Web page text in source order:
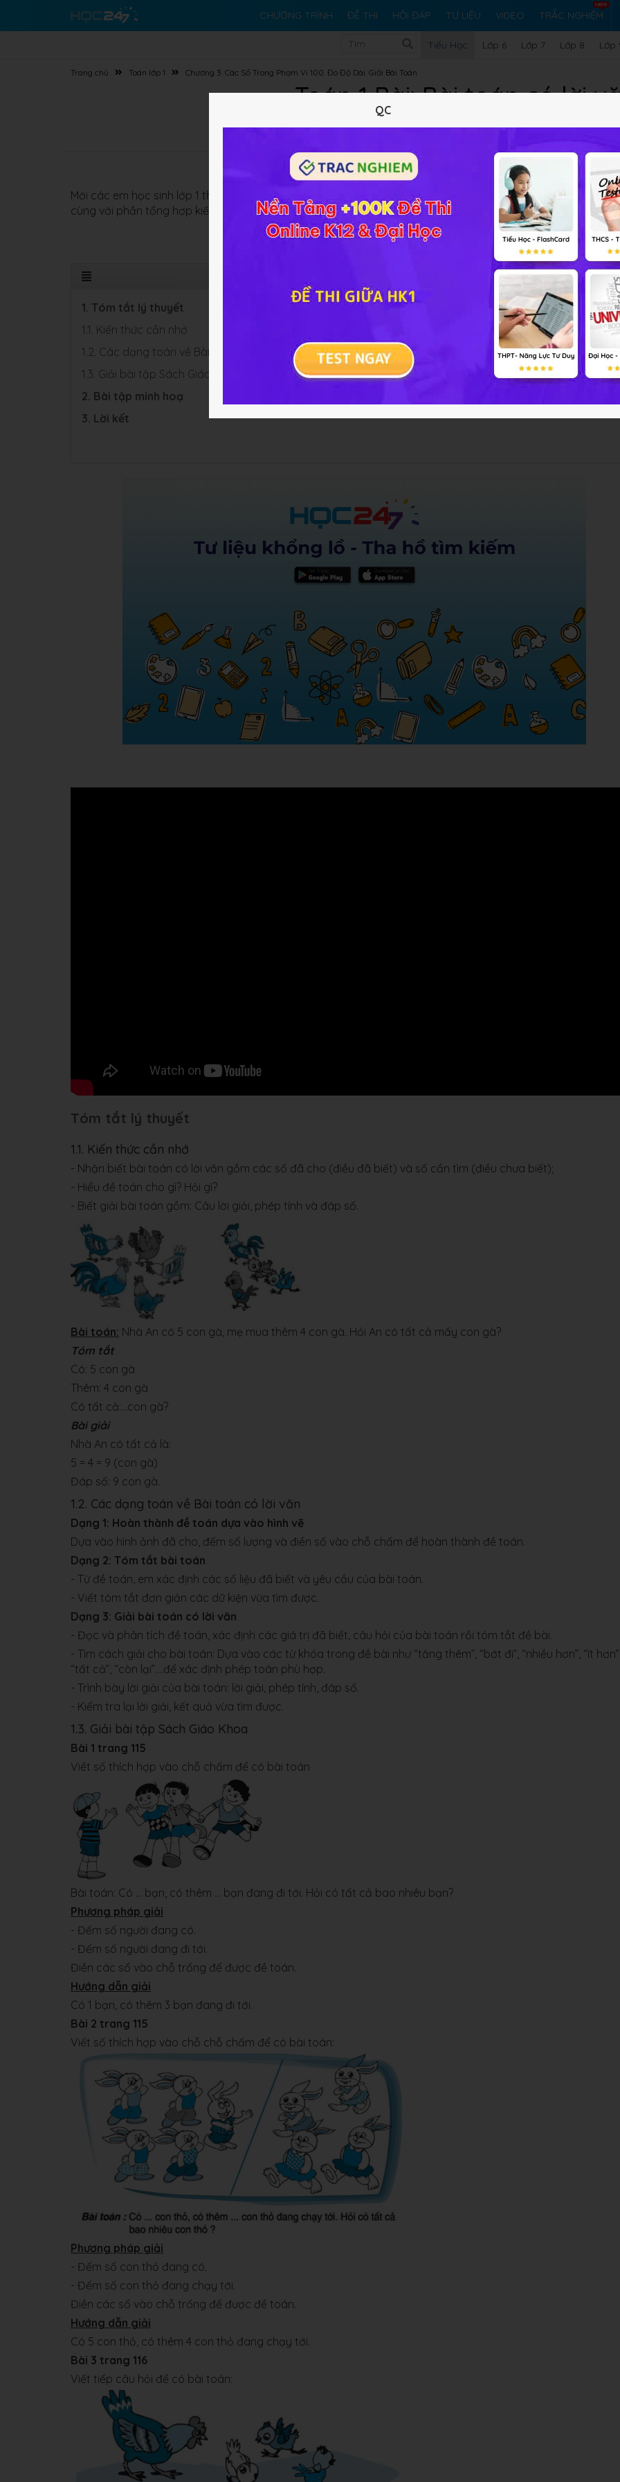
CHƯƠNG TRÌNH ĐỀ THI HỎI ĐÁP TƯ LIỆU VIDEO TRẮC NGHIỆM
Tiểu Học Lớp 6 Lớp 7 Lớp 8 Lớp
Trang chủ Toán lớp 1 Chương 3: Các Số Trong Phạm Vi 100. Đo Độ Dài. Giải Bài Toán
Toán 1 Bài: Bài toán có lời
Mời các em học sinh lớp 1 tham khảo lý thuyết bài Bài toán có lời văn
đã được Học 247 biên soạn dưới đây,
cùng với phần tổng hợp kiến thức cơ bản cần nắm, đây sẽ tài liệu hữu ích cho các em học tốt môn Toán lớp
1. Tóm tắt lý thuyết
1.1. Kiến thức cần nhớ
1.2. Các dạng toán về Bài toán có lời văn
1.3. Giải bài tập Sách Giáo Khoa
2. Bài tập minh hoạ
3. Lời kết
Tóm tắt lý thuyết
1.1. Kiến thức cần nhớ
- Nhận biết bài toán có lời văn gồm các số đã cho (điều đã biết) và số cần tìm (điều chưa biết);
- Hiểu đề toán cho gì? Hỏi gì?
- Biết giải bài toán gồm: Câu lời giải, phép tính và đáp số.
Bài toán: Nhà An có 5 con gà, mẹ mua thêm 4 con gà. Hỏi An có tất cả mấy con gà?
Tóm tắt
Có: 5 con gà
Thêm: 4 con gà
Có tất cả:...con gà?
Bài giải
Nhà An có tất cả là:
5 = 4 = 9 (con gà)
Đáp số: 9 con gà.
1.2. Các dạng toán về Bài toán có lời văn
Dạng 1: Hoàn thành đề toán dựa vào hình vẽ
Dựa vào hình ảnh đã cho, đếm số lượng và điền số vào chỗ chấm để hoàn thành đề toán.
Dạng 2: Tóm tắt bài toán
- Từ đề toán, em xác định các số liệu đã biết và yêu cầu của bài toán.
- Viết tóm tắt đơn giản các dữ kiện vừa tìm được.
Dạng 3: Giải bài toán có lời văn
- Đọc và phân tích đề toán, xác định các giá trị đã biết, câu hỏi của bài toán rồi tóm tắt đề bài.
- Tìm cách giải cho bài toán: Dựa vào các từ khóa trong đề bài như “tăng thêm”, “bớt đi”, “nhiều hơn”, “ít
“tất cả”, “còn lại”….để xác định phép toán phù hợp.
- Trình bày lời giải của bài toán: lời giải, phép tính, đáp số.
- Kiểm tra lại lời giải, kết quả vừa tìm được.
1.3. Giải bài tập Sách Giáo Khoa
Bài 1 trang 115
Viết số thích hợp vào chỗ chấm để có bài toán
Bài toán: Có … bạn, có thêm … bạn đang đi tới. Hỏi có tất cả bao nhiêu bạn?
Phương pháp giải
- Đếm số người đang có.
- Đếm số người đang đi tới.
Điền các số vào chỗ trống để được đề toán.
Hướng dẫn giải
Có 1 bạn, có thêm 3 bạn đang đi tới.
Bài 2 trang 115
Viết số thích hợp vào chỗ chỗ chấm để có bài toán:
Phương pháp giải
- Đếm số con thỏ đang có.
- Đếm số con thỏ đang chạy tới.
Điền các số vào chỗ trống để được đề toán.
Hướng dẫn giải
Có 5 con thỏ, có thêm 4 con thỏ đang chạy tới.
Bài 3 trang 116
Viết tiếp câu hỏi để có bài toán:
QC